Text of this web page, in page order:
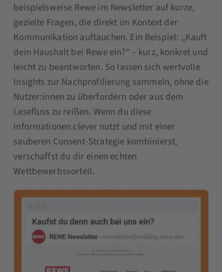
beispielsweise Rewe im Newsletter auf kurze,
gezielte Fragen, die direkt im Kontext der
Kommunikation auftauchen. Ein Beispiel: „Kauft
dein Haushalt bei Rewe ein?“ – kurz, konkret und
leicht zu beantworten. So lassen sich wertvolle
Insights zur Nachprofilierung sammeln, ohne die
Nutzer:innen zu überfordern oder aus dem
Lesefluss zu reißen. Wenn du diese
Informationen clever nutzt und mit einer
sauberen Consent-Strategie kombinierst,
verschaffst du dir einen echten
Wettbewerbsvorteil.